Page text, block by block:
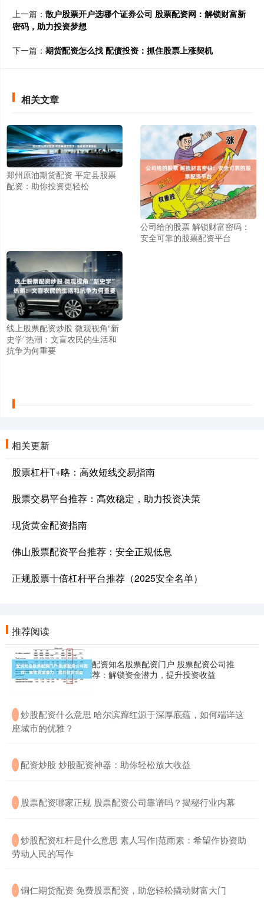
上一篇： 散户股票开户选哪个证券公司 股票配资网：解锁财富新
密码，助力投资梦想
下一篇： 期货配资怎么找 配债投资：抓住股票上涨契机
相关文章
郑州原油期货配资 平定县股票
配资：助你投资更轻松
公司给的股票 解锁财富密码：
安全可靠的股票配资平台
线上股票配资炒股 微观视角“新
史学”热潮：文盲农民的生活和
抗争为何重要
相关更新
股票杠杆T+略：高效短线交易指南
股票交易平台推荐：高效稳定，助力投资决策
现货黄金配资指南
佛山股票配资平台推荐：安全正规低息
正规股票十倍杠杆平台推荐（2025安全名单）
推荐阅读
配资知名股票配资门户 股票配资公司推
荐：解锁资金潜力，提升投资收益
· ​炒股配资什么意思 哈尔滨蹿红源于深厚底蕴，如何端详这
座城市的优雅？
· ​配资炒股 炒股配资神器：助你轻松放大收益
· ​股票配资哪家正规 股票配资公司靠谱吗？揭秘行业内幕
· ​炒股配资杠杆是什么意思 素人写作|范雨素：希望作协资助
劳动人民的写作
· ​铜仁期货配资 免费股票配资，助您轻松撬动财富大门